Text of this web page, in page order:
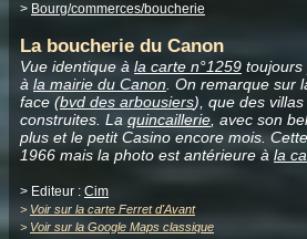
> Bourg/commerces/boucherie
La boucherie du Canon
Vue identique à la carte n°1259 toujours
à la mairie du Canon . On remarque sur
face (bvd des arbousiers), que des
construites. La quincaillerie , avec son
plus et le petit Casino encore mois.
1966 mais la photo est antérieure à la
> Editeur : Cim
> Voir sur la carte Ferret d'Avant
> Voir sur la Google Maps classique